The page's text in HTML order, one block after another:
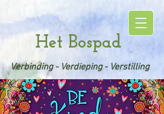
Het Bospad
Verbinding - Verdieping - Verstilling